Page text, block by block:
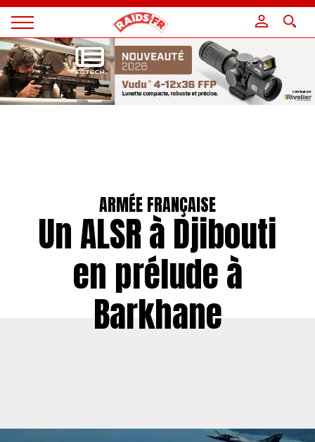
Magazine
Raids
ARMÉE FRANÇAISE
Un ALSR à Djibouti
en prélude à
Barkhane
Panneau de gestion des cookies